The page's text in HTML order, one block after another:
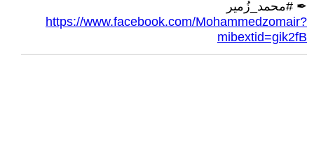
✒ #محمد_زُمير
https://www.facebook.com/Mohammedzomair?
mibextid=gik2fB